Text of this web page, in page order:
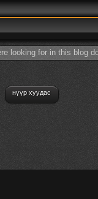
looking for in this blog
нүүр хуудас